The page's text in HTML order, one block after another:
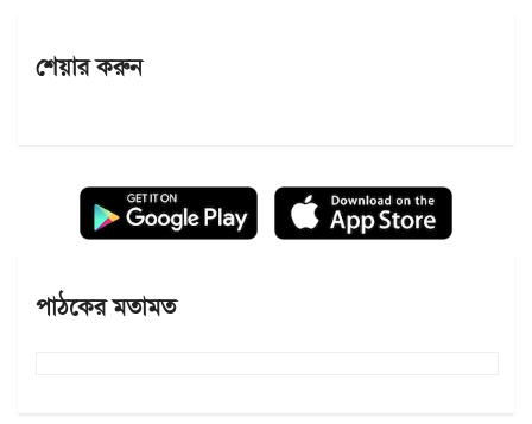
শেয়ার করুন
পাঠকের মতামত